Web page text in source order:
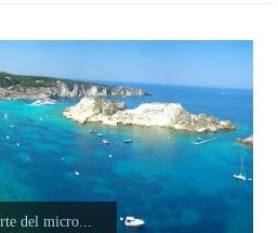
del micro...